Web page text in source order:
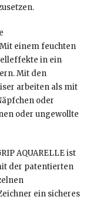
einem feuchten
in ein
Mit den
arbeiten als mit
oder
oder ungewollte
AQUARELLE ist
der patentierten
ein sicheres